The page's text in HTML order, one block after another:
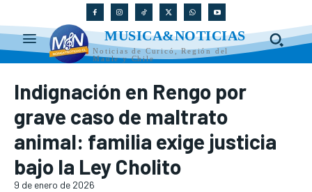
MUSICA&NOTICIAS
Noticias de Curicó, Región del
Maule y Chile
Indignación en Rengo por
grave caso de maltrato
animal: familia exige justicia
bajo la Ley Cholito
9 de enero de 2026